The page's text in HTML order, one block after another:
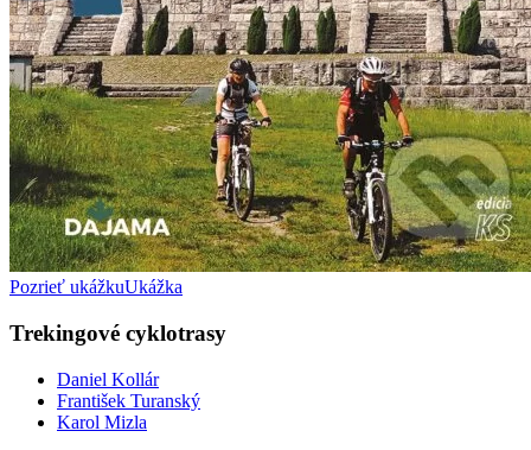
Pozrieť ukážkuUkážka
Trekingové cyklotrasy
Daniel Kollár
František Turanský
Karol Mizla